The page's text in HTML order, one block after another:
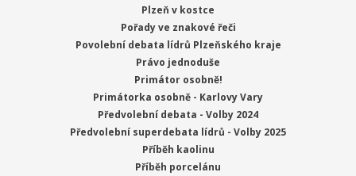
Plzeň v kostce
Pořady ve znakové řeči
Povolební debata lídrů Plzeňského kraje
Právo jednoduše
Primátor osobně!
Primátorka osobně - Karlovy Vary
Předvolební debata - Volby 2024
Předvolební superdebata lídrů - Volby 2025
Příběh kaolinu
Příběh porcelánu